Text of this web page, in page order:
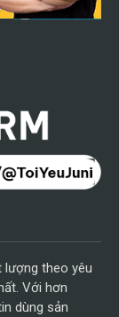
lượng theo yêu
Với hơn
dùng sản